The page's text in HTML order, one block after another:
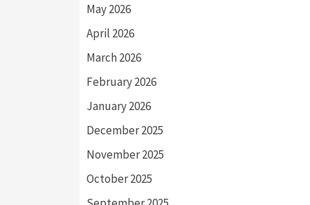
May 2026
April 2026
March 2026
February 2026
January 2026
December 2025
November 2025
October 2025